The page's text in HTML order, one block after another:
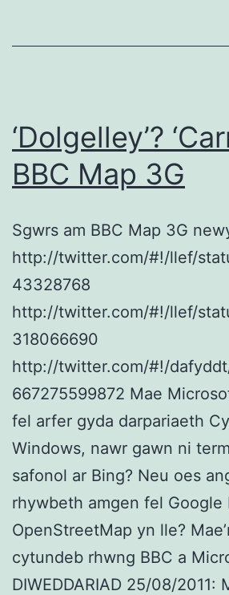
a
‘Dolgelley’?
BBC Map 3G
Sgwrs am BBC Map 3G
http://twitter.com/#!/llef/
43328768
http://twitter.com/#!/llef/
318066690
http://twitter.com/#!/
667275599872 Mae
fel arfer gyda darpariaeth
Windows, nawr gawn ni
safonol ar Bing? Neu oes
rhywbeth amgen fel Google
OpenStreetMap yn lle?
cytundeb rhwng BBC a
DIWEDDARIAD 25/08/2011: